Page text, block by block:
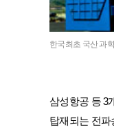
한국최초 국산 과학
삼성항공 등 3
탑재되는 전파